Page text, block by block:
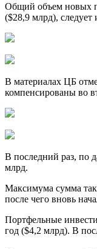
Общий объем новых
($28,9 млрд),
В материалах ЦБ
компенсированы во
В последний раз, по
млрд.
Максимума сумма
после чего вновь
Портфельные
год ($4,2 млрд). В